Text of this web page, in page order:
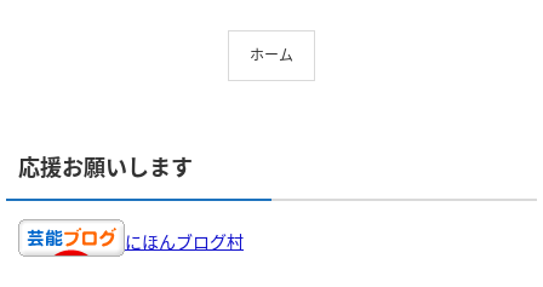
ホーム
応援お願いします
にほんブログ村